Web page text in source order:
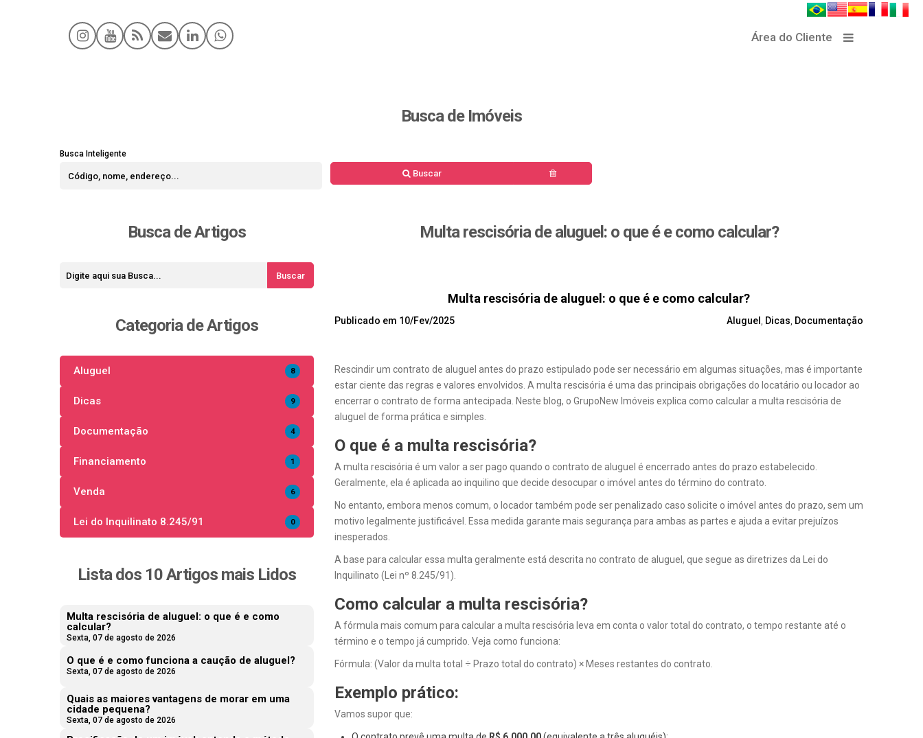
Área do Cliente
Busca de Imóveis
Busca Inteligente
Buscar
Busca de Artigos
Categoria de Artigos
Aluguel 8
Dicas 9
Documentação 4
Financiamento 1
Venda 6
Lei do Inquilinato 8.245/91 0
Lista dos 10 Artigos mais Lidos
Multa rescisória de aluguel: o que é e como
calcular?
Sexta, 07 de agosto de 2026
O que é e como funciona a caução de aluguel?
Sexta, 07 de agosto de 2026
Quais as maiores vantagens de morar em uma
cidade pequena?
Sexta, 07 de agosto de 2026
Multa rescisória de aluguel: o que é e como calcular?
Multa rescisória de aluguel: o que é e como calcular?
Publicado em 10/Fev/2025 Aluguel Dicas Documentação
Rescindir um contrato de aluguel antes do prazo estipulado pode ser necessário em algumas situações, mas é importante
estar ciente das regras e valores envolvidos. A multa rescisória é uma das principais obrigações do locatário ou locador ao
encerrar o contrato de forma antecipada. Neste blog, o GrupoNew Imóveis explica como calcular a multa rescisória de
aluguel de forma prática e simples.
O que é a multa rescisória?
A multa rescisória é um valor a ser pago quando o contrato de aluguel é encerrado antes do prazo estabelecido.
Geralmente, ela é aplicada ao inquilino que decide desocupar o imóvel antes do término do contrato.
No entanto, embora menos comum, o locador também pode ser penalizado caso solicite o imóvel antes do prazo, sem um
motivo legalmente justificável. Essa medida garante mais segurança para ambas as partes e ajuda a evitar prejuízos
inesperados.
A base para calcular essa multa geralmente está descrita no contrato de aluguel, que segue as diretrizes da Lei do
Inquilinato (Lei nº 8.245/91).
Como calcular a multa rescisória?
A fórmula mais comum para calcular a multa rescisória leva em conta o valor total do contrato, o tempo restante até o
término e o tempo já cumprido. Veja como funciona:
Fórmula: (Valor da multa total ÷ Prazo total do contrato) × Meses restantes do contrato.
Exemplo prático:
Vamos supor que: